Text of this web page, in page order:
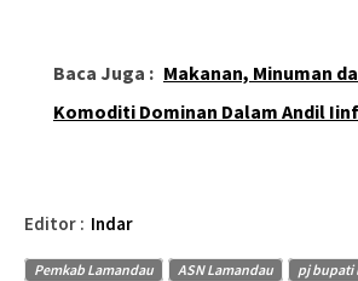
Baca Juga : Makanan, Minuman
Komoditi Dominan Dalam Andil
Editor : Indar
Pemkab Lamandau ASN Lamandau
pj bupati